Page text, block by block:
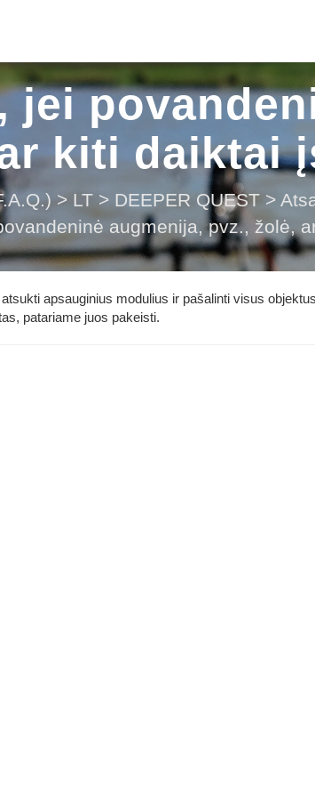
jei
kiti daiktai
> LT > DEEPER QUEST >
augmenija, pvz., žolė,
apsauginius modulius ir pašalinti visus
patariame juos pakeisti.